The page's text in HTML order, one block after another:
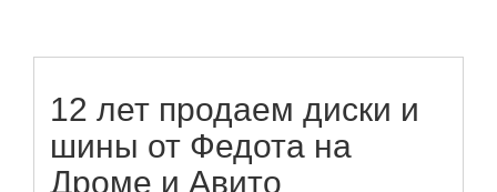
12 лет продаем диски и
шины от Федота на
Дроме и Авито